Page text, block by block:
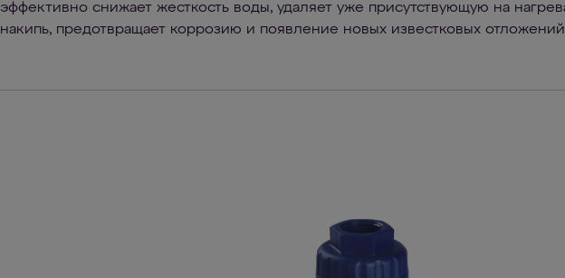
эффективно снижает жесткость воды, удаляет уже присутствующую на
накипь, предотвращает коррозию и появление новых известковых